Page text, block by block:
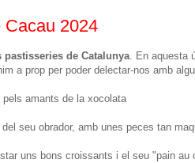
Cacau 2024
pastisseries de Catalunya. En aquesta
a prop per poder delectar-nos amb
amants de la xocolata
seu obrador, amb unes peces tan
uns bons croissants i el seu "pain au